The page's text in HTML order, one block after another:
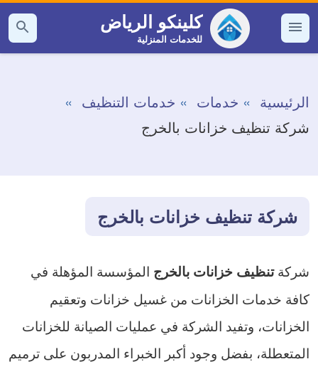
التجاوز
إلى القائمة
كلينكو الرياض
للخدمات المنزلية
بحث
عن
الرئيسية خدمات
خدمات التنظيف
شركة تنظيف خزانات بالخرج
شركة تنظيف خزانات بالخرج
شركةتنظيف خزانات بالخرج المؤسسة المؤهلة في
كافة خدمات الخزانات من غسيل خزانات وتعقيم
الخزانات، وتفيد الشركة في عمليات الصيانة للخزانات
المتعطلة، بفضل وجود أكبر الخبراء المدربون على ترميم